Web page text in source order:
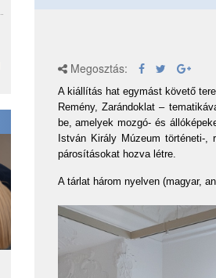
Megosztás:
A kiállítás hat egymást követő
Remény, Zarándoklat –
be, amelyek mozgó- és
István Király Múzeum történeti-
párosításokat hozva létre.
A tárlat három nyelven (magyar,